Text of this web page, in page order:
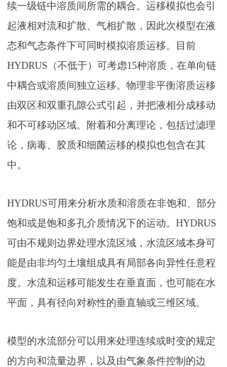
续一级链中溶质间所需的耦合。运移模拟也会引
起液相对流和扩散、气相扩散，因此次模型在液
态和气态条件下可同时模拟溶质运移。目前
HYDRUS（不低于）可考虑15种溶质，在单向链
中耦合或溶质间独立运移。物理非平衡溶质运移
由双区和双重孔隙公式引起，并把液相分成移动
和不可移动区域。附着和分离理论，包括过滤理
论，病毒、胶质和细菌运移的模拟也包含在其
中。
HYDRUS可用来分析水质和溶质在非饱和、部分
饱和或是饱和多孔介质情况下的运动。HYDRUS
可由不规则边界处理水流区域，水流区域本身可
能是由非均匀土壤组成具有局部各向异性任意程
度。水流和运移可能发生在垂直面，也可能在水
平面，具有径向对称性的垂直轴或三维区域。
模型的水流部分可以用来处理连续或时变的规定
的方向和流量边界，以及由气象条件控制的边